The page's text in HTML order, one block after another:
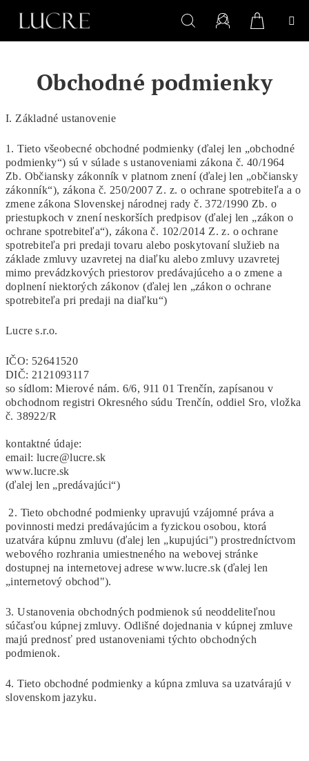
obsah
HľadaťPrihlásenie
košík
Obchodné podmienky
I. Základné ustanovenie
1. Tieto všeobecné obchodné podmienky (ďalej len „obchodné
podmienky“) sú v súlade s ustanoveniami zákona č. 40/1964
Zb. Občiansky zákonník v platnom znení (ďalej len „občiansky
zákonník“), zákona č. 250/2007 Z. z. o ochrane spotrebiteľa a o
zmene zákona Slovenskej národnej rady č. 372/1990 Zb. o
priestupkoch v znení neskorších predpisov (ďalej len „zákon o
ochrane spotrebiteľa“), zákona č. 102/2014 Z. z. o ochrane
spotrebiteľa pri predaji tovaru alebo poskytovaní služieb na
základe zmluvy uzavretej na diaľku alebo zmluvy uzavretej
mimo prevádzkových priestorov predávajúceho a o zmene a
doplnení niektorých zákonov (ďalej len „zákon o ochrane
spotrebiteľa pri predaji na diaľku“)
Lucre s.r.o.
IČO: 52641520
DIČ: 2121093117
so sídlom: Mierové nám. 6/6, 911 01 Trenčín, zapísanou v
obchodnom registri Okresného súdu Trenčín, oddiel Sro, vložka
č. 38922/R
kontaktné údaje:
email: lucre@lucre.sk
www.lucre.sk
(ďalej len „predávajúci“)
2. Tieto obchodné podmienky upravujú vzájomné práva a
povinnosti medzi predávajúcim a fyzickou osobou, ktorá
uzatvára kúpnu zmluvu (ďalej len „kupujúci") prostredníctvom
webového rozhrania umiestneného na webovej stránke
dostupnej na internetovej adrese www.lucre.sk (ďalej len
„internetový obchod").
3. Ustanovenia obchodných podmienok sú neoddeliteľnou
súčasťou kúpnej zmluvy. Odlišné dojednania v kúpnej zmluve
majú prednosť pred ustanoveniami týchto obchodných
podmienok.
4. Tieto obchodné podmienky a kúpna zmluva sa uzatvárajú v
slovenskom jazyku.